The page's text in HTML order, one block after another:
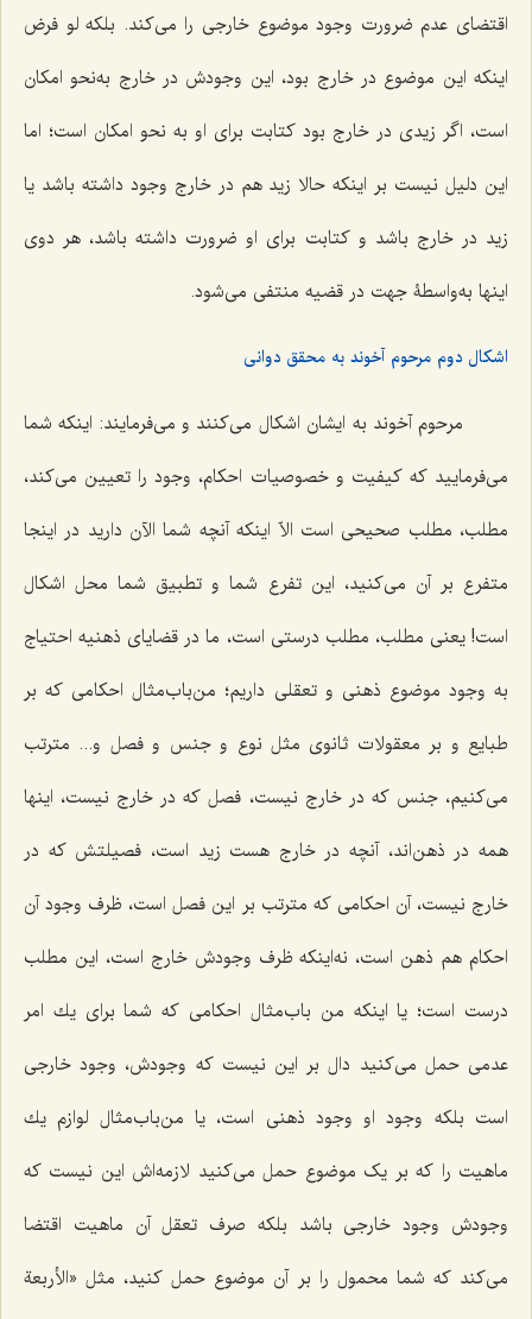
اقتضای عدم ضرورت وجود موضوع خارجى را مى‌كند. بلكه لو فرض
اینكه این موضوع در خارج بود، این وجودش در خارج به‌نحو امكان
است، اگر زیدى در خارج بود كتابت براى او به نحو امكان است؛ اما
این دلیل نیست بر اینكه حالا زید هم در خارج وجود داشته باشد یا
زید در خارج باشد و كتابت براى او ضرورت داشته باشد، هر دوى
اینها به‌واسطۀ جهت در قضیه منتفى مى‌شود.
اشكال دوم مرحوم آخوند به محقق دوانی
مرحوم آخوند به ایشان اشكال مى‌كنند و مى‌فرمایند: اینكه شما
مى‌فرمایید که كیفیت و خصوصیات احكام، وجود را تعیین مى‌كند،
مطلب، مطلب صحیحى است الاّ اینكه آنچه شما الآن دارید در اینجا
متفرع بر آن مى‌كنید، این تفرع شما و تطبیق شما محل اشكال
است! یعنى مطلب، مطلب درستى است، ما در قضایاى ذهنیه احتیاج
به وجود موضوع ذهنى و تعقلى داریم؛ من‌باب‌مثال احكامى كه بر
طبایع و بر معقولات ثانوی مثل نوع و جنس و فصل و... مترتب
مى‌كنیم، جنس كه در خارج نیست، فصل كه در خارج نیست، اینها
همه در ذهن‌اند، آنچه در خارج هست زید است، فصیلتش كه در
خارج نیست، آن احكامى كه مترتب بر این فصل است، ظرف وجود آن
احكام هم ذهن است، نه‌اینکه ظرف وجودش خارج است، این مطلب
درست است؛ یا اینكه من باب‌مثال احكامى كه شما براى یك امر
عدمى حمل مى‌كنید دال بر این نیست كه وجودش، وجود خارجى
است بلكه وجود او وجود ذهنى است، یا من‌باب‌مثال لوازم یك
ماهیت را كه بر یک موضوع حمل مى‌كنید لازمه‌اش این نیست كه
وجودش وجود خارجى باشد بلكه صرف تعقل آن ماهیت اقتضا
مى‌كند که شما محمول را بر آن موضوع حمل كنید، مثل «الأربعة